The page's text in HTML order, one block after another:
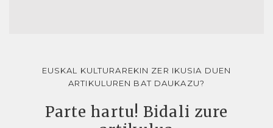
EUSKAL KULTURAREKIN ZER IKUSIA DUEN
ARTIKULUREN BAT DAUKAZU?
Parte hartu! Bidali zure